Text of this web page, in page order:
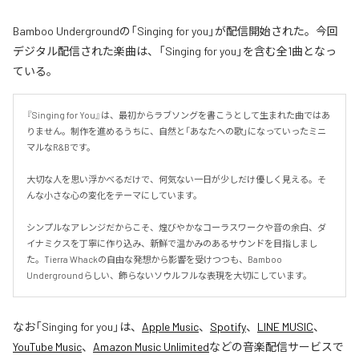
Bamboo Undergroundの「Singing for you」が配信開始された。今回
デジタル配信された楽曲は、「Singing for you」を含む全1曲となっ
ている。
『Singing for You』は、最初からラブソングを書こうとして生まれた曲ではあ
りません。制作を進めるうちに、自然と「あなたへの歌」になっていったミニ
マルなR&Bです。
大切な人を思い浮かべるだけで、何気ない一日が少しだけ優しく見える。そ
んな小さな心の変化をテーマにしています。
シンプルなアレンジだからこそ、煌びやかなコーラスワークや音の余白、ダ
イナミクスを丁寧に作り込み、新鮮で温かみのあるサウンドを目指しまし
た。Tierra Whackの自由な発想から影響を受けつつも、Bamboo
Undergroundらしい、飾らないソウルフルな表現を大切にしています。
なお「Singing for you 」は、 Apple Music、 Spotify、 LINE MUSIC、
YouTube Music、 Amazon Music Unlimitedなどの音楽配信サービスで